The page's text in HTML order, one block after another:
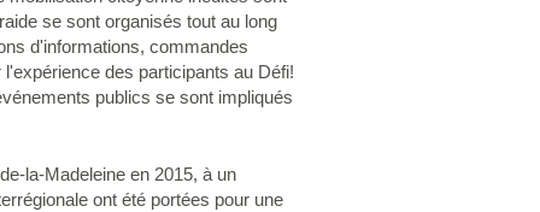
se sont organisés tout au long
d'informations, commandes
des participants au Défi!
publics se sont impliqués
la-Madeleine en 2015, à un
ont été portées pour une